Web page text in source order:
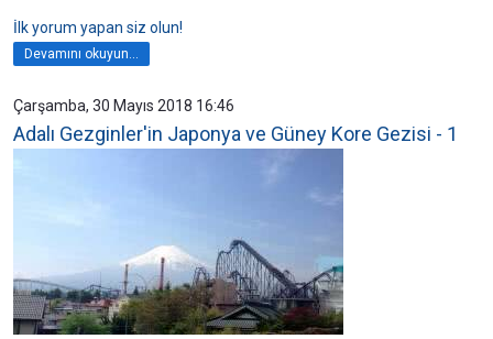
İlk yorum yapan siz olun!
Devamını okuyun...
Çarşamba, 30 Mayıs 2018 16:46
Adalı Gezginler'in Japonya ve Güney Kore Gezisi - 1